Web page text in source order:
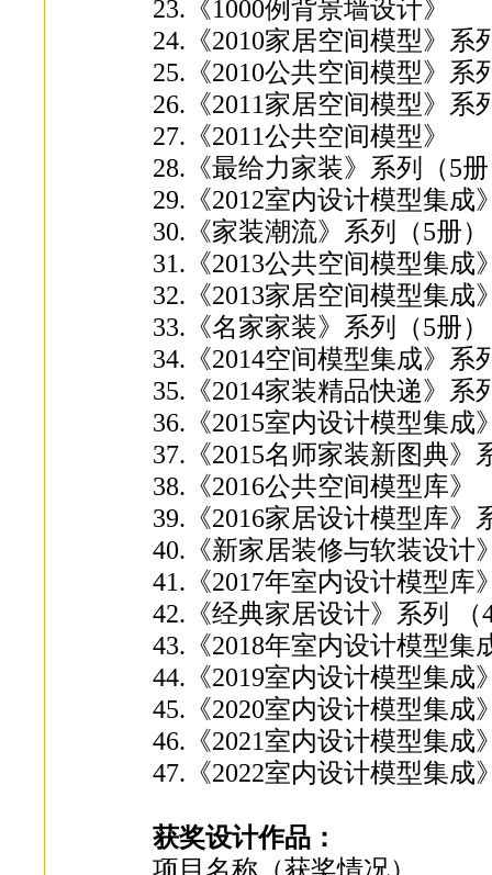
23.《1000例背景墙设计》
24.《2010家居空间模型》系
25.《2010公共空间模型》系
26.《2011家居空间模型》系
27.《2011公共空间模型》
28.《最给力家装》系列（5
29.《2012室内设计模型集成
30.《家装潮流》系列（5册）
31.《2013公共空间模型集成
32.《2013家居空间模型集成
33.《名家家装》系列（5册）
34.《2014空间模型集成》系
35.《2014家装精品快递》系
36.《2015室内设计模型集成
37.《2015名师家装新图典》
38.《2016公共空间模型库》
39.《2016家居设计模型库》
40.《新家居装修与软装设计
41.《2017年室内设计模型库
42.《经典家居设计》系列 （
43.《2018年室内设计模型集
44.《2019室内设计模型集成
45.《2020室内设计模型集成
46.《2021室内设计模型集成
47.《2022室内设计模型集成
获奖设计作品：
项目名称（获奖情况）